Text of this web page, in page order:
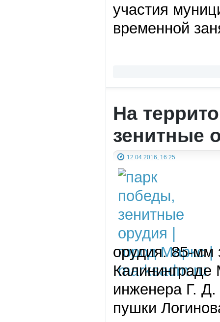
участия
временной
На
зенитные
12.04.2016, 16:25
орудия. 85-мм
Калининграде
инженера Г.
пушки